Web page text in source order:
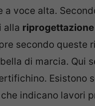
a voce alta.
alla riprogettazione
secondo
di marcia. Qui
Esistono
indicano lavori